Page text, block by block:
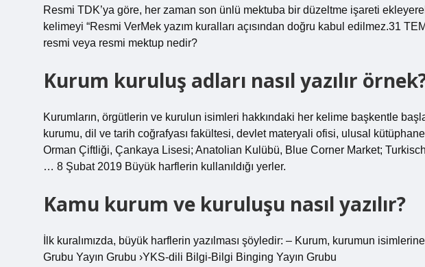
Resmi TDK’ya göre, her zaman son ünlü mektuba bir düzeltme işareti
kelimeyi “Resmi VerMek yazım kuralları açısından doğru kabul edilmez.31
resmi veya resmi mektup nedir?
Kurum kuruluş adları nasıl yazılır
Kurumların, örgütlerin ve kurulun isimleri hakkındaki her kelime başkentle
kurumu, dil ve tarih coğrafyası fakültesi, devlet materyali ofisi, ulusal
Orman Çiftliği, Çankaya Lisesi; Anatolian Kulübü, Blue Corner Market;
… 8 Şubat 2019 Büyük harflerin kullanıldığı yerler.
Kamu kurum ve kuruluşu nasıl yazılır?
İlk kuralımızda, büyük harflerin yazılması şöyledir: – Kurum, kurumun
Grubu Yayın Grubu ›YKS-dili Bilgi-Bilgi Binging Yayın Grubu